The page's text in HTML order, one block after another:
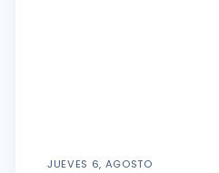
JUEVES 6, AGOSTO